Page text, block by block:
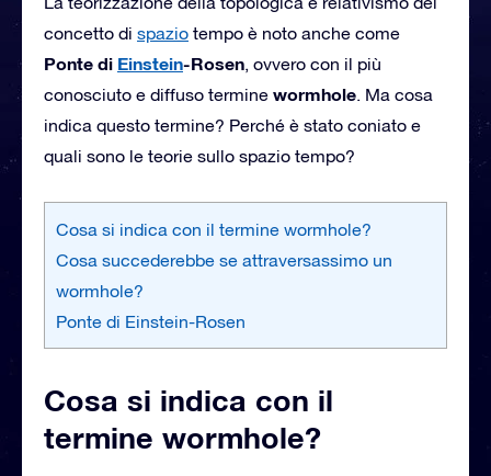
concetto di spazio tempo è noto anche come
Ponte di Einstein-Rosen, ovvero con il più
conosciuto e diffuso termine wormhole. Ma cosa
indica questo termine? Perché è stato coniato e
quali sono le teorie sullo spazio tempo?
Cosa si indica con il termine wormhole?
Cosa succederebbe se attraversassimo un
wormhole?
Ponte di Einstein-Rosen
Cosa si indica con il
termine wormhole?